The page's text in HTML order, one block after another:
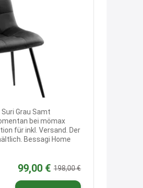
Grau Samt
bei mömax
für inkl. Versand. Der
Bessagi Home
99,00 € 198,00 €
Aufkleber /
sich ab 28 Grad /siehe
unten
aufkleber-
personalisierte 7-Tage
Micronährstoffe/ Vitamine